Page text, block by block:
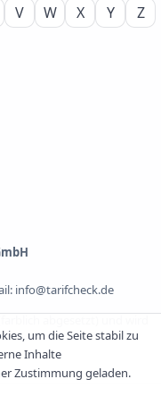
V W X Y
Z
info@tarifcheck.de
um die Seite stabil zu
Inhalte
Zustimmung geladen.